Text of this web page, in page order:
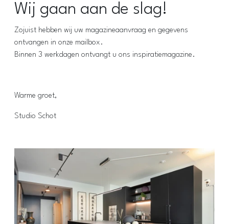
Wij gaan aan de slag!
Zojuist hebben wij uw magazineaanvraag en gegevens
ontvangen in onze mailbox.
Binnen 3 werkdagen ontvangt u ons inspiratiemagazine.
Warme groet,
Studio Schot